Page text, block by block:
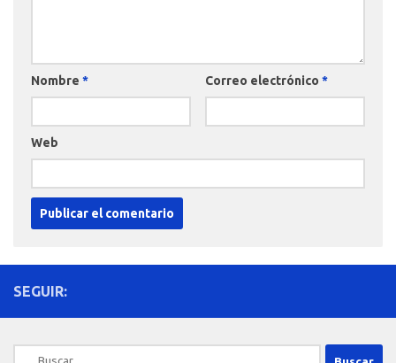
Nombre * Correo electrónico *
Web
SEGUIR:
Buscar: